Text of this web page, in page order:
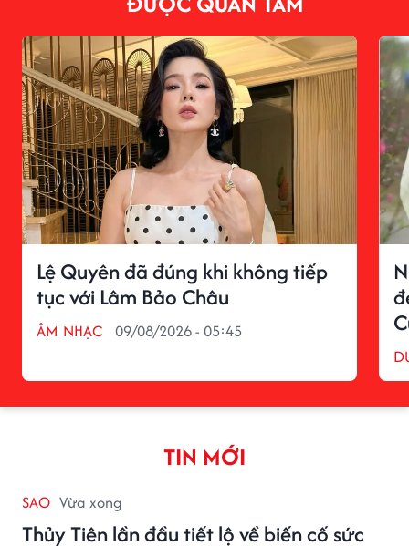
Lệ Quyên đã đúng khi không tiếp
tục với Lâm Bảo Châu
ÂM NHẠC 09/08/2026 - 05:45
TIN MỚI
SAO Vừa xong
Thủy Tiên lần đầu tiết lộ về biến cố sức